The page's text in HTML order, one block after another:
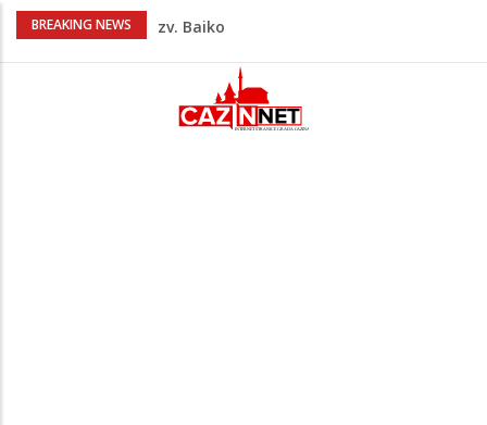
BREAKING NEWS
Nakon velikih vrućina u BiH stiže kiša
zapošljavanje i očuvanje radnih mjesta
Dok Evropa ostavlja cigarete, Hrvati
puše sve više: Treći su u cijeloj EU